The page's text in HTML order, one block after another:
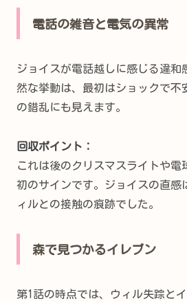
電話の雑音と電気の異常
ジョイスが電話越しに感じる違和
然な挙動は、最初はショックで不
の錯乱にも見えます。
回収ポイント：
これは後のクリスマスライトや電
初のサインです。ジョイスの直感
ィルとの接触の痕跡でした。
森で見つかるイレブン
第1話の時点では、ウィル失踪と